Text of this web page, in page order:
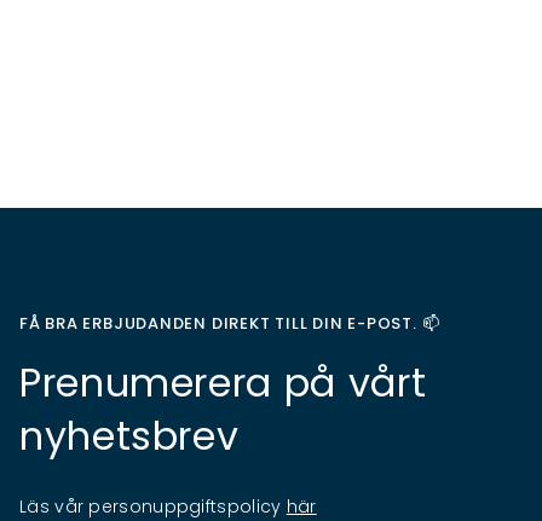
FÅ BRA ERBJUDANDEN DIREKT TILL DIN E-POST. 📫
Prenumerera på vårt
nyhetsbrev
Läs vår personuppgiftspolicy här